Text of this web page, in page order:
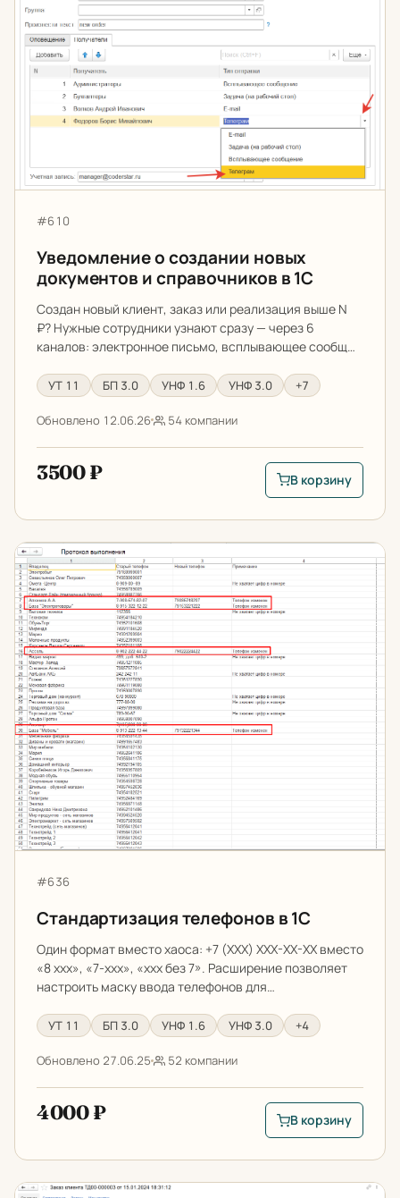
Артикул:
#610
Уведомление о создании новых
документов и справочников в 1С
Создан новый клиент, заказ или реализация выше N
₽? Нужные сотрудники узнают сразу — через 6
каналов: электронное письмо, всплывающее сообщ…
УТ 11 БП 3.0 УНФ 1.6 УНФ 3.0 +7
Обновлено 12.06.26 54 компании
3500 ₽
В корзину:
В корзину
Стандартизация телефонов в 1С
Артикул:
#636
Стандартизация телефонов в 1С
Один формат вместо хаоса: +7 (XXX) XXX-XX-XX вместо
«8 xxx», «7-xxx», «xxx без 7». Расширение позволяет
настроить маску ввода телефонов для…
УТ 11 БП 3.0 УНФ 1.6 УНФ 3.0 +4
Обновлено 27.06.25 52 компании
4000 ₽
В корзину:
В корзину